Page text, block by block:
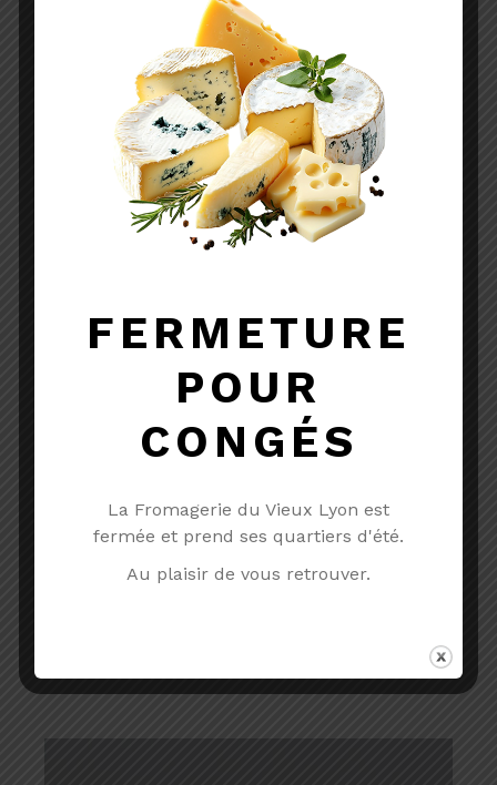
Lait thermisé
3.10€ TTC
RIGOTTE DE CONDRIEU AOP
FERMETURE
POUR
CONGÉS
La Fromagerie du Vieux Lyon est
fermée et prend ses quartiers d'été.
Au plaisir de vous retrouver.